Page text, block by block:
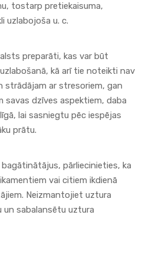
tostarp pretiekaisuma,
uzlabojoša u. c.
preparāti, kas var būt
kā arī tie noteikti nav
strādājam ar stresoriem, gan
savas dzīves aspektiem, daba
lai sasniegtu pēc iespējas
prātu.
pārliecinieties, ka
vai citiem ikdienā
Neizmantojiet uztura
sabalansētu uztura